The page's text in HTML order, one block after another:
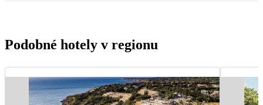
Podobné hotely v regionu